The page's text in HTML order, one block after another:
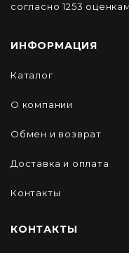
согласно1253 оценкам
ИНФОРМАЦИЯ
Каталог
О компании
Обмен и возврат
Доставка и оплата
Контакты
КОНТАКТЫ